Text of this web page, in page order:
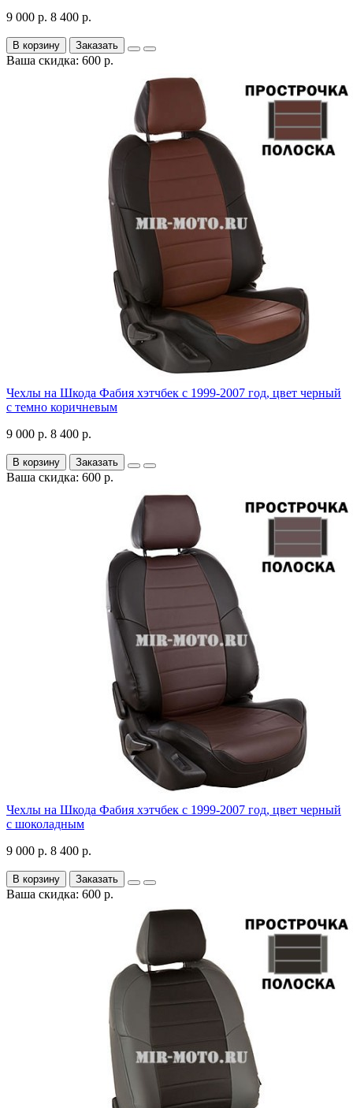
9 000 р. 8 400 р.
В корзину Заказать
Ваша скидка: 600 р.
Чехлы на Шкода Фабия хэтчбек с 1999-2007 год, цвет черный
с темно коричневым
9 000 р. 8 400 р.
В корзину Заказать
Ваша скидка: 600 р.
Чехлы на Шкода Фабия хэтчбек с 1999-2007 год, цвет черный
с шоколадным
9 000 р. 8 400 р.
В корзину Заказать
Ваша скидка: 600 р.